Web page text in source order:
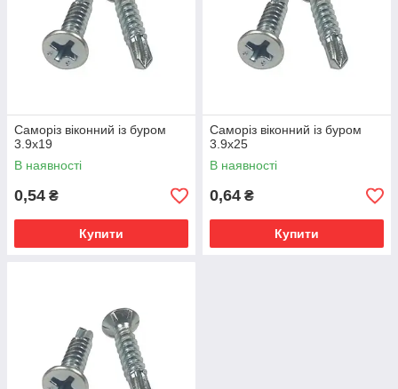
Саморіз віконний із буром
3.9х19
В наявності
0,54 ₴
Купити
Саморіз віконний із буром
3.9х25
В наявності
0,64 ₴
Купити